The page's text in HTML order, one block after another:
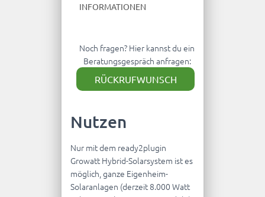
INFORMATIONEN
Noch fragen? Hier kannst du ein
Beratungsgespräch anfragen:
RÜCKRUFWUNSCH
Nutzen
Nur mit dem ready2plugin
Growatt Hybrid-Solarsystem ist es
möglich, ganze Eigenheim-
Solaranlagen (derzeit 8.000 Watt